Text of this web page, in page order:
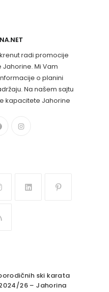
radi promocije
Mi Vam
o planini
Na našem sajtu
kapacitete Jahorine
ski karata
26 – Jahorina